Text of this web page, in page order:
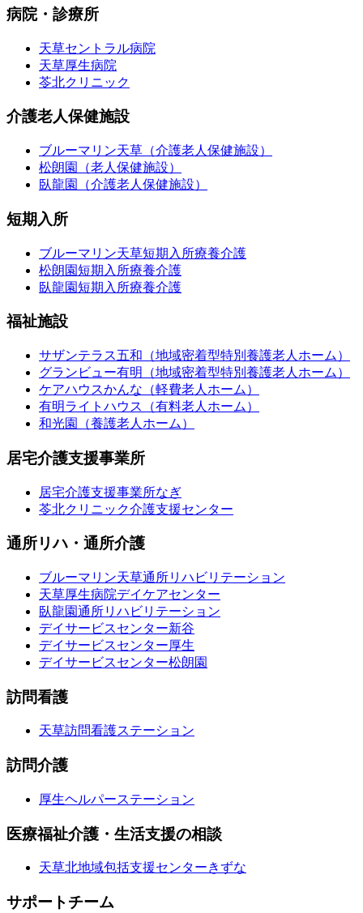
病院・診療所
天草セントラル病院
天草厚生病院
苓北クリニック
介護老人保健施設
ブルーマリン天草（介護老人保健施設）
松朗園（老人保健施設）
臥龍園（介護老人保健施設）
短期入所
ブルーマリン天草短期入所療養介護
松朗園短期入所療養介護
臥龍園短期入所療養介護
福祉施設
サザンテラス五和（地域密着型特別養護老人ホーム）
グランビュー有明（地域密着型特別養護老人ホーム）
ケアハウスかんな（軽費老人ホーム）
有明ライトハウス（有料老人ホーム）
和光園（養護老人ホーム）
居宅介護支援事業所
居宅介護支援事業所なぎ
苓北クリニック介護支援センター
通所リハ・通所介護
ブルーマリン天草通所リハビリテーション
天草厚生病院デイケアセンター
臥龍園通所リハビリテーション
デイサービスセンター新谷
デイサービスセンター厚生
デイサービスセンター松朗園
訪問看護
天草訪問看護ステーション
訪問介護
厚生ヘルパーステーション
医療福祉介護・生活支援の相談
天草北地域包括支援センターきずな
サポートチーム